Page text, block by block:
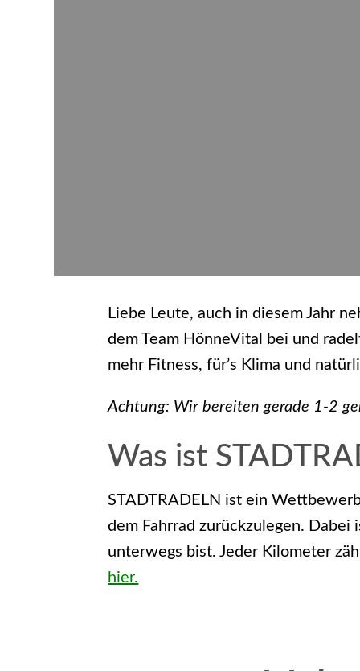
Liebe Leute, auch in diesem Jahr
dem Team HönneVital bei und
mehr Fitness, für’s Klima und
Achtung: Wir bereiten gerade 1-2
Was ist
STADTRADELN ist ein
dem Fahrrad zurückzulegen.
unterwegs bist. Jeder Kilometer
hier.